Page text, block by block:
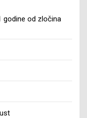
godine od zločina